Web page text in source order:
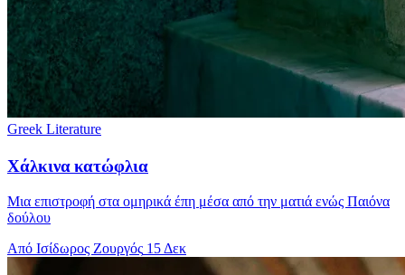
Greek Literature
Χάλκινα κατώφλια
Μια επιστροφή στα ομηρικά έπη μέσα από την ματιά ενώς Παιόνα
δούλου
Από Ισίδωρος Ζουργός 15 Δεκ